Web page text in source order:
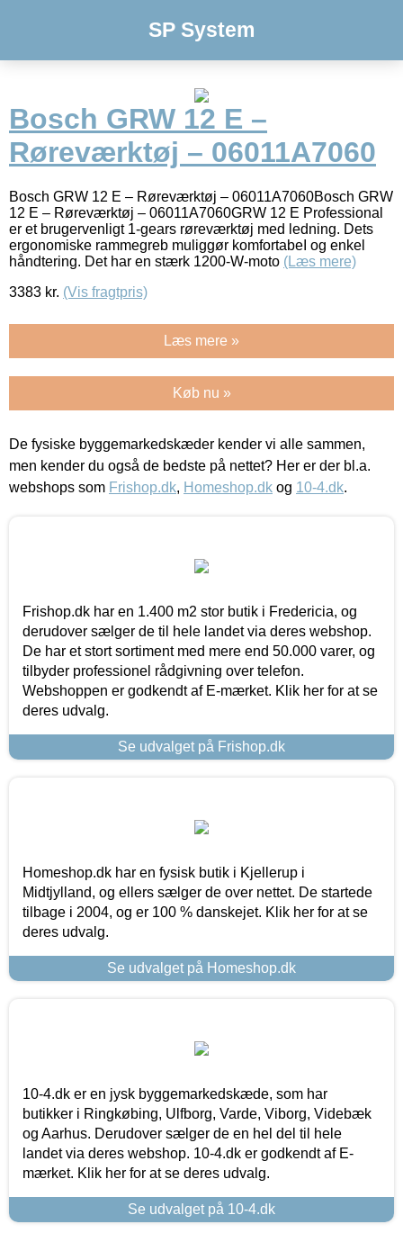
SP System
Bosch GRW 12 E –
Røreværktøj – 06011A7060
Bosch GRW 12 E – Røreværktøj – 06011A7060Bosch GRW
12 E – Røreværktøj – 06011A7060GRW 12 E Professional
er et brugervenligt 1-gears røreværktøj med ledning. Dets
ergonomiske rammegreb muliggør komfortabeI og enkel
håndtering. Det har en stærk 1200-W-moto (Læs mere)
3383 kr. (Vis fragtpris)
Læs mere »
Køb nu »
De fysiske byggemarkedskæder kender vi alle sammen,
men kender du også de bedste på nettet? Her er der bl.a.
webshops som Frishop.dk, Homeshop.dk og 10-4.dk.
Frishop.dk har en 1.400 m2 stor butik i Fredericia, og
derudover sælger de til hele landet via deres webshop.
De har et stort sortiment med mere end 50.000 varer, og
tilbyder professionel rådgivning over telefon.
Webshoppen er godkendt af E-mærket. Klik her for at se
deres udvalg.
Se udvalget på Frishop.dk
Homeshop.dk har en fysisk butik i Kjellerup i
Midtjylland, og ellers sælger de over nettet. De startede
tilbage i 2004, og er 100 % danskejet. Klik her for at se
deres udvalg.
Se udvalget på Homeshop.dk
10-4.dk er en jysk byggemarkedskæde, som har
butikker i Ringkøbing, Ulfborg, Varde, Viborg, Videbæk
og Aarhus. Derudover sælger de en hel del til hele
landet via deres webshop. 10-4.dk er godkendt af E-
mærket. Klik her for at se deres udvalg.
Se udvalget på 10-4.dk